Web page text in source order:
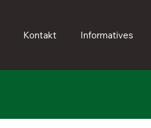
Kontakt Informatives